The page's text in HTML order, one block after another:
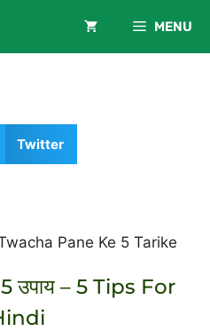
MENU
Twitter
5 उपाय – 5 Tips For